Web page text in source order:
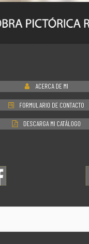
ACERCA DE MI
FORMULARIO DE CONTACTO
DESCARGA MI CATÁLOGO